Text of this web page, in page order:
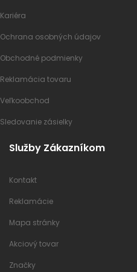
Kariéra
Ochrana osobných údajov
Obchodné podmienky
Reklamácia tovaru
Veľkoobchod
Sledovanie zásielky
Služby Zákazníkom
Kontakt
Reklamácie
Mapa stránky
Akciový tovar
Značky